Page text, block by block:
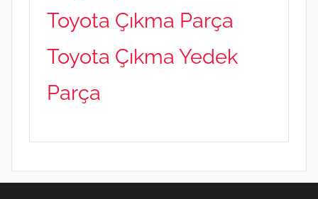
Toyota Çıkma Parça
Toyota Çıkma Yedek
Parça